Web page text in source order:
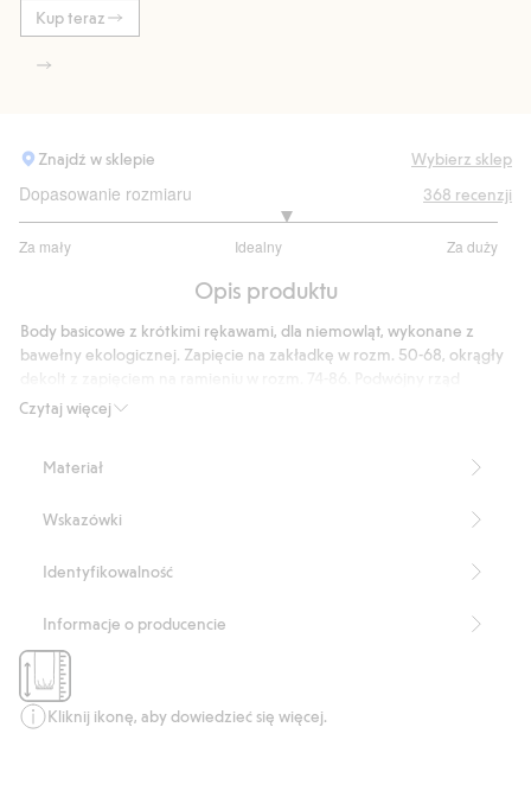
Kup teraz
Znajdź w sklepie Wybierz sklep
Dopasowanie rozmiaru
Za mały Idealny Za duży
na
305
głosów
368 recenzji
Opis produktu
Czytaj więcej
Body basicowe z krótkimi rękawami, dla niemowląt, wykonane z
bawełny ekologicznej. Zapięcie na zakładkę w rozm. 50-68, okrągły
zatrzasków w kroku, aby niemowlę mogło rosnąć wraz z ubraniem, a
Funkcja rośnięcia.
Okrągły dekolt 74-86.
konwersji.
Organic cotton In-conversion- GOTS
Materiał
Wskazówki
Identyfikowalność
Informacje o producencie
Kliknij ikonę, aby dowiedzieć się więcej.